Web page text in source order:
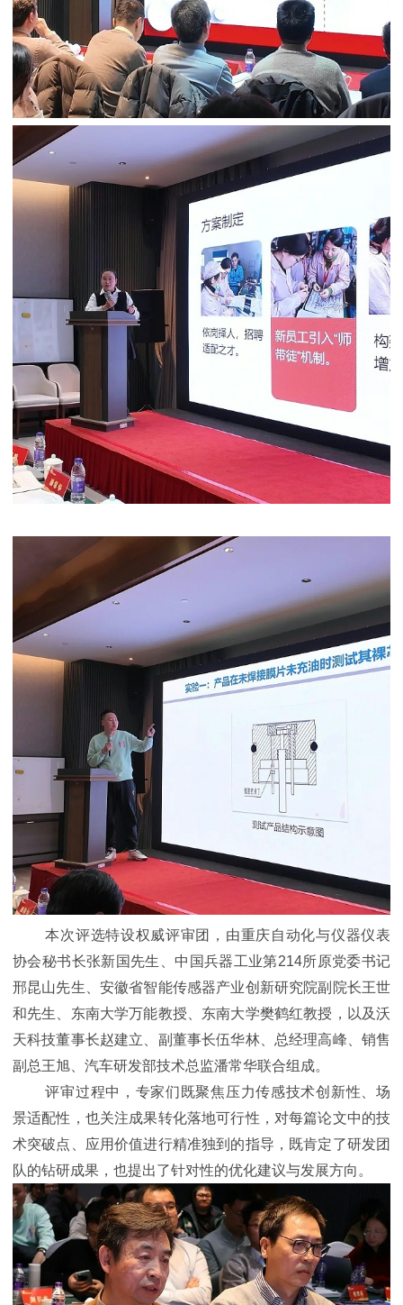
本次评选特设权威评审团，由重庆自动化与仪器仪表
协会秘书长张新国先生、中国兵器工业第214所原党委书记
邢昆山先生、安徽省智能传感器产业创新研究院副院长王世
和先生、东南大学万能教授、东南大学樊鹤红教授，以及沃
天科技董事长赵建立、副董事长伍华林、总经理高峰、销售
副总王旭、汽车研发部技术总监潘常华联合组成。
评审过程中，专家们既聚焦压力传感技术创新性、场
景适配性，也关注成果转化落地可行性，对每篇论文中的技
术突破点、应用价值进行精准独到的指导，既肯定了研发团
队的钻研成果，也提出了针对性的优化建议与发展方向。